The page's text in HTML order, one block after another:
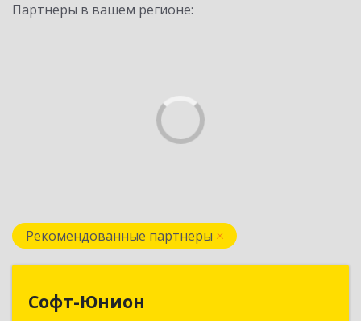
Партнеры в вашем регионе:
Рекомендованные партнеры
Софт-Юнион